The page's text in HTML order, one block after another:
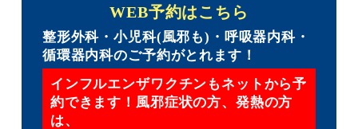
WEB予約はこちら
整形外科・小児科(風邪も)・呼吸器内科・
循環器内科のご予約がとれます！
インフルエンザワクチンもネットから予
約できます！ 風邪症状の方、発熱の方
は、